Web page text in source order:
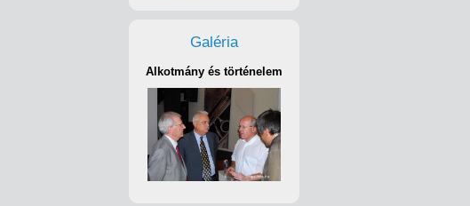
Galéria
Alkotmány és történelem